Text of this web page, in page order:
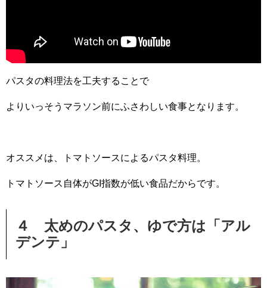
パスタの料理法を工夫することで
よりいっそうマラソン前にふさわしい食事となります。
オススメは、トマトソースによるパスタ料理。
トマトソース自体がGI指数が低い食品だからです。
４ 太めのパスタ、ゆで方は「アル
デンテ」